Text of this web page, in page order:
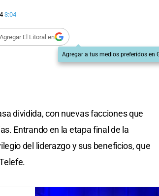
3:04
El Litoral en
Agregar a tus medios preferidos en
dividida, con nuevas facciones que
Entrando en la etapa final de la
del liderazgo y sus beneficios, que